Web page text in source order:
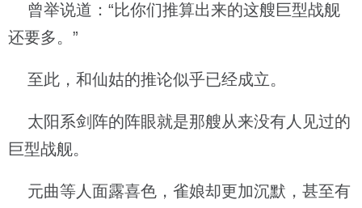
曾举说道：“比你们推算出来的这艘巨型战舰
还要多。”
至此，和仙姑的推论似乎已经成立。
太阳系剑阵的阵眼就是那艘从来没有人见过的
巨型战舰。
元曲等人面露喜色，雀娘却更加沉默，甚至有